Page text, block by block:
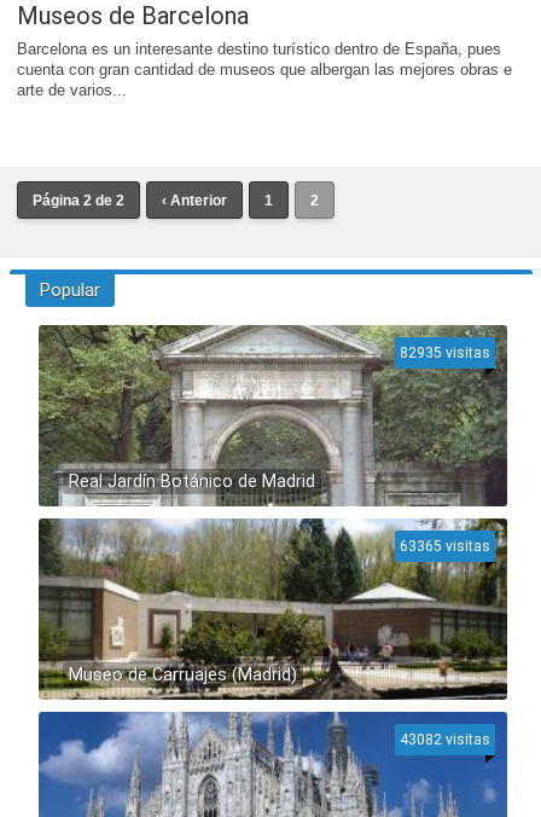
Museos de Barcelona
Barcelona es un interesante destino turístico dentro de España, pues
cuenta con gran cantidad de museos que albergan las mejores obras e
arte de varios...
Página 2 de 2 ‹ Anterior 1 2
Popular
Real Jardín Botánico de Madrid
82935 visitas
Museo de Carruajes (Madrid)
63365 visitas
43082 visitas